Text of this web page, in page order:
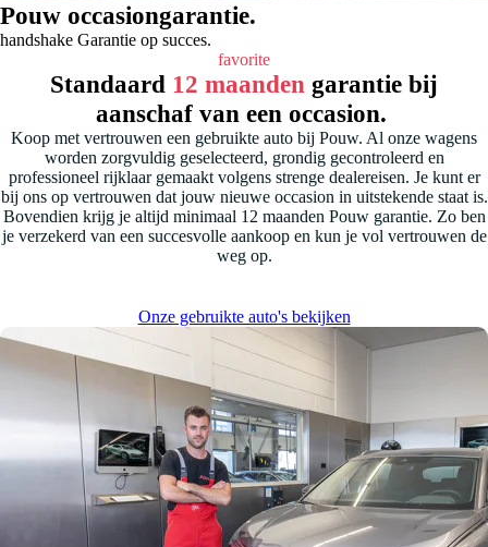
Pouw occasiongarantie.
handshake Garantie op succes.
favorite
Standaard 12 maanden garantie bij
aanschaf van een occasion.
Koop met vertrouwen een gebruikte auto bij Pouw. Al onze wagens
worden zorgvuldig geselecteerd, grondig gecontroleerd en
professioneel rijklaar gemaakt volgens strenge dealereisen. Je kunt er
bij ons op vertrouwen dat jouw nieuwe occasion in uitstekende staat is.
Bovendien krijg je altijd minimaal 12 maanden Pouw garantie. Zo ben
je verzekerd van een succesvolle aankoop en kun je vol vertrouwen de
weg op.
Onze gebruikte auto's bekijken